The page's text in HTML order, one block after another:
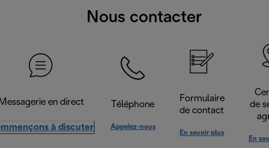
Nous contacter
en direct
à discuter
Téléphone
Appelez-nous
Formulaire
de contact
En savoir plus
de
En